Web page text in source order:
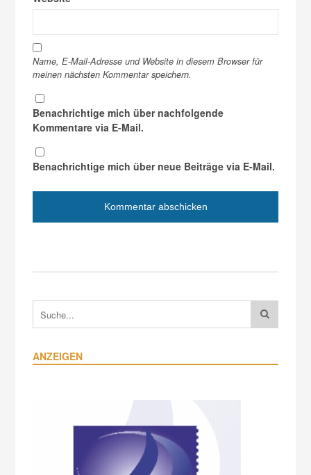
Name, E-Mail-Adresse und Website in diesem Browser für
meinen nächsten Kommentar speichern.
Benachrichtige mich über nachfolgende
Kommentare via E-Mail.
Benachrichtige mich über neue Beiträge via E-Mail.
ANZEIGEN